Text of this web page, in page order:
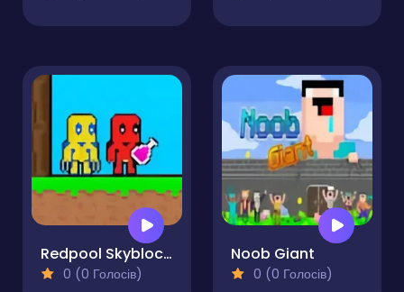
Redpool Skyblock 2 Player
0 (0 Голосів)
Noob Giant
0 (0 Голосів)